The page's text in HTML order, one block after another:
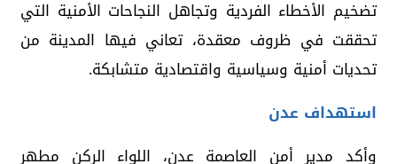
تضخيم الأخطاء الفردية وتجاهل النجاحات الأمنية التي
تحققت في ظروف معقدة، تعاني فيها المدينة من
تحديات أمنية وسياسية واقتصادية متشابكة.
استهداف عدن
وأكد مدير أمن العاصمة عدن، اللواء الركن مطهر